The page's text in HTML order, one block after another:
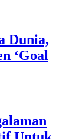
Dunia,
‘Goal